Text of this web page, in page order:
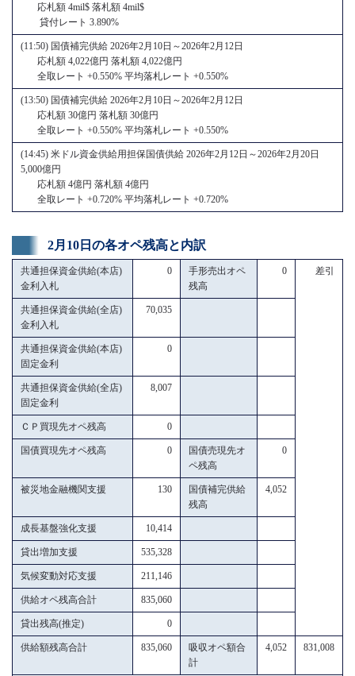
応札額 4mil$ 落札額 4mil$
貸付レート 3.890%
(11:50) 国債補完供給 2026年2月10日～2026年2月12日
応札額 4,022億円 落札額 4,022億円
全取レート +0.550% 平均落札レート +0.550%
(13:50) 国債補完供給 2026年2月10日～2026年2月12日
応札額 30億円 落札額 30億円
全取レート +0.550% 平均落札レート +0.550%
(14:45) 米ドル資金供給用担保国債供給 2026年2月12日～2026年2月20日
5,000億円
応札額 4億円 落札額 4億円
全取レート +0.720% 平均落札レート +0.720%
2月10日の各オペ残高と内訳
共通担保資金供給(本店)
金利入札
0
手形売出オペ
残高
0 差引
共通担保資金供給(全店)
金利入札
70,035
共通担保資金供給(本店)
固定金利
0
共通担保資金供給(全店)
固定金利
8,007
ＣＰ買現先オペ残高 0
国債買現先オペ残高 0
国債売現先オ
ペ残高
0
被災地金融機関支援 130
国債補完供給
残高
4,052
成長基盤強化支援 10,414
貸出増加支援 535,328
気候変動対応支援 211,146
供給オペ残高合計 835,060
貸出残高(推定) 0
供給額残高合計 835,060
吸収オペ額合
計
4,052 831,008